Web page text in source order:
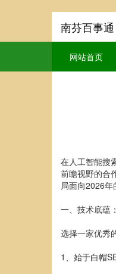
南芬百事通
网站首页
在人工智能搜
前瞻视野的合
局面向2026年
一、技术底蕴
选择一家优秀
1、始于白帽